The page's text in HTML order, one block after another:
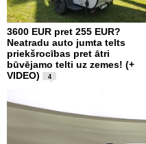
3600 EUR pret 255 EUR?
Neatradu auto jumta telts
priekšrocības pret ātri
būvējamo telti uz zemes! (+
VIDEO)
4